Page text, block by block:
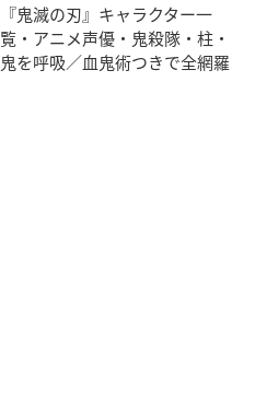
『鬼滅の刃』キャラクター一
覧・アニメ声優・鬼殺隊・柱・
鬼を呼吸／血鬼術つきで全網羅